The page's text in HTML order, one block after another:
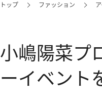
トップ ファッション
小嶋陽菜プ
ーイベント